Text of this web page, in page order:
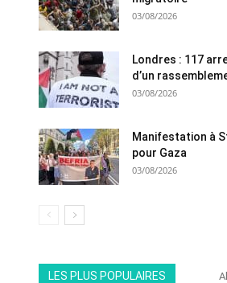
03/08/2026
Londres : 117
d’un
03/08/2026
Manifestation à
pour Gaza
03/08/2026
LES PLUS POPULAIRES All